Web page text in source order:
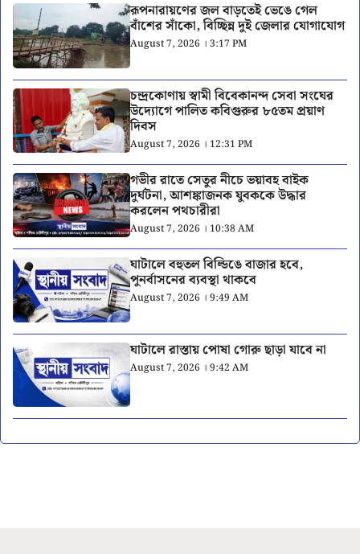
রূপনারায়ণের জল বাড়তেই ভেঙে গেল
বাঁশের সাঁকো, বিচ্ছিন্ন দুই জেলার যোগাযোগ
August 7, 2026 । 3:17 PM
চন্দ্রকোণায় স্বামী বিবেকানন্দ সেবা সংঘের
উদ্যোগে পালিত কবিগুরুর ৮৫তম প্রয়াণ
দিবস
August 7, 2026 । 12:31 PM
গভীর রাতে সেতুর নীচে ভয়াবহ বাইক
দুর্ঘটনা, আশঙ্কাজনক যুবককে উদ্ধার
করলেন পথচারীরা
August 7, 2026 । 10:38 AM
ঘাটালে বহুতল বিল্ডিঙে বাজার হবে,
পুনর্বাসনের ব্যবস্থা থাকবে
August 7, 2026 । 9:49 AM
ঘাটালে রাস্তায় পোষা গোরু ছাড়া যাবে না
August 7, 2026 । 9:42 AM